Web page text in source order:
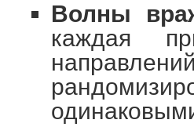
Волны
каждая